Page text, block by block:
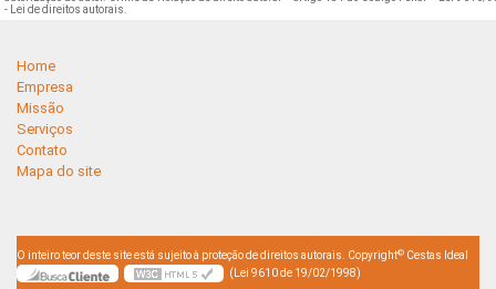
- Lei de direitos autorais
Home
Empresa
Missão
Serviços
Contato
Mapa do site
O inteiro teor deste site está sujeito à proteção de direitos autorais. Copyright© Cestas Ideal
(Lei 9610 de 19/02/1998)